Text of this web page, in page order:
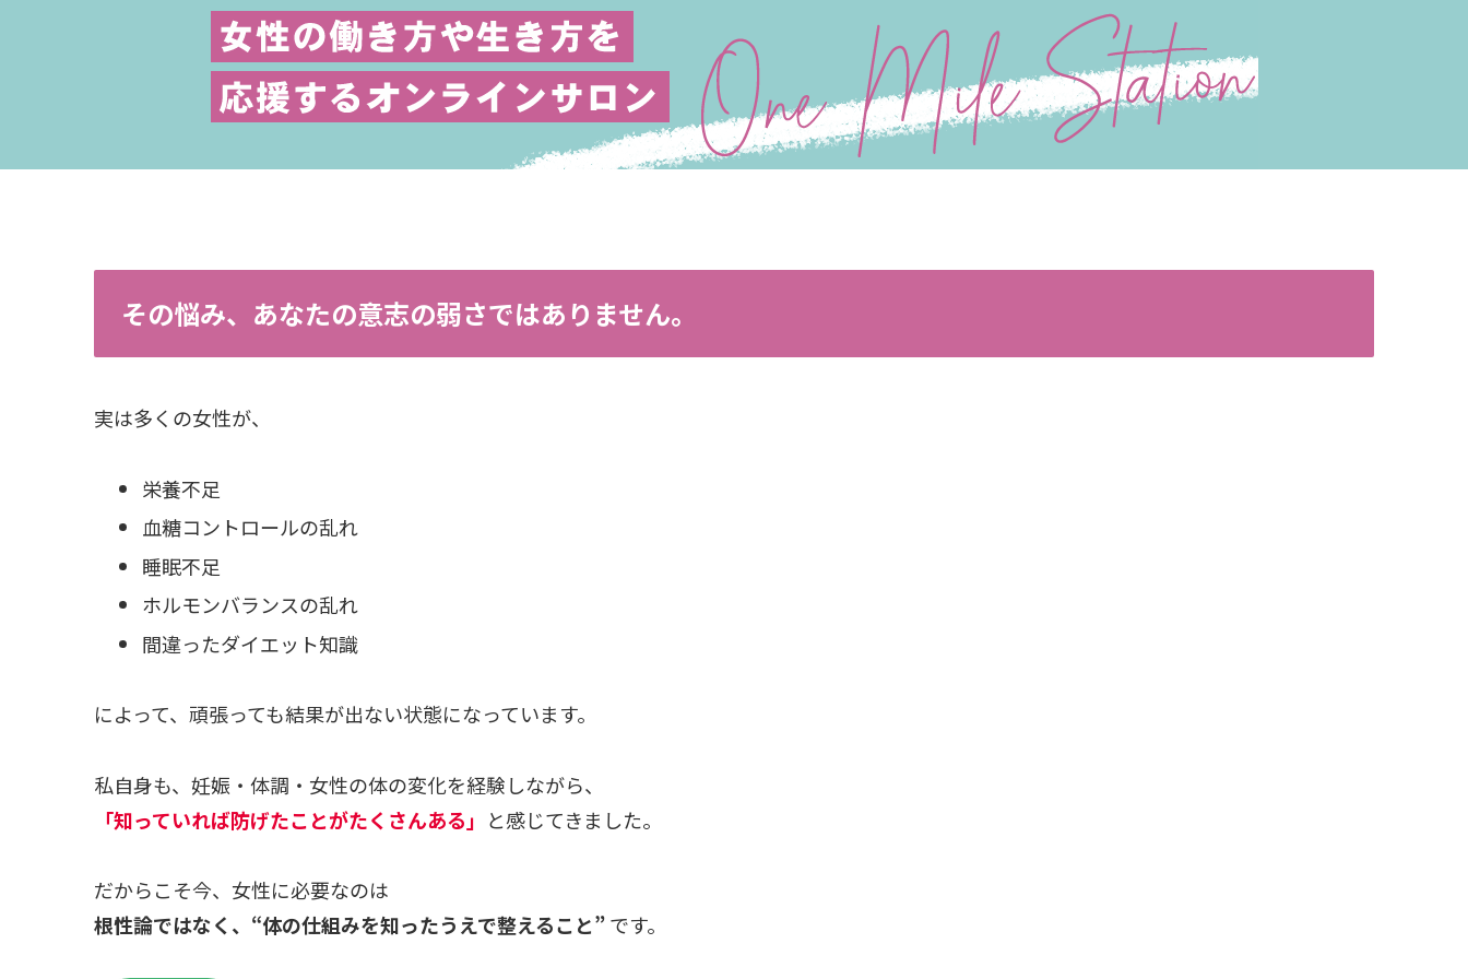
その悩み、あなたの意志の弱さではありません。
実は多くの女性が、
栄養不足
血糖コントロールの乱れ
睡眠不足
ホルモンバランスの乱れ
間違ったダイエット知識
によって、頑張っても結果が出ない状態になっています。
私自身も、妊娠・体調・女性の体の変化を経験しながら、
「知っていれば防げたことがたくさんある」 と感じてきました。
だからこそ今、女性に必要なのは
根性論ではなく、“体の仕組みを知ったうえで整えること”です。